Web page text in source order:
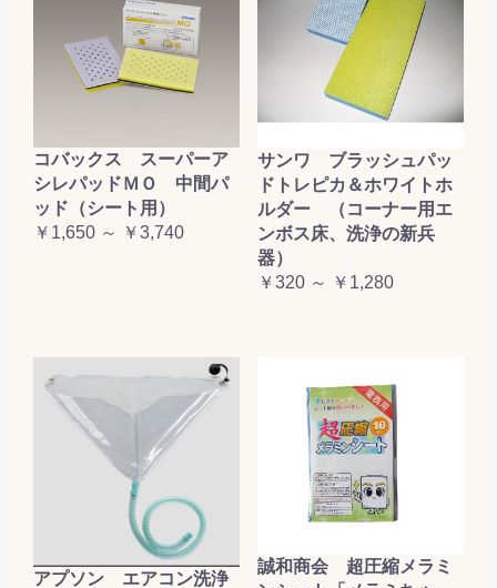
コバックス スーパーア
シレパッドＭＯ 中間パ
ッド（シート用）
￥1,650 ～ ￥3,740
サンワ ブラッシュパッ
ドトレピカ＆ホワイトホ
ルダー （コーナー用エ
ンボス床、洗浄の新兵
器）
￥320 ～ ￥1,280
アプソン エアコン洗浄
誠和商会 超圧縮メラミ